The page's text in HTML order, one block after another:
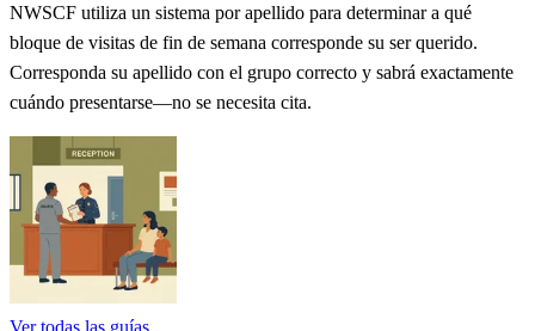
NWSCF utiliza un sistema por apellido para determinar a qué
bloque de visitas de fin de semana corresponde su ser querido.
Corresponda su apellido con el grupo correcto y sabrá exactamente
cuándo presentarse—no se necesita cita.
Ver todas las guías